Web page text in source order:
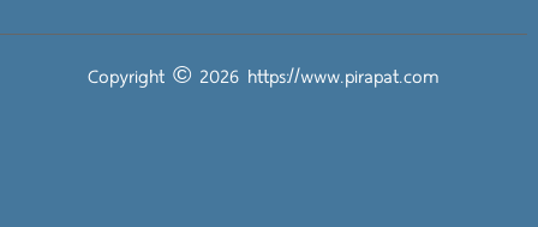
Copyright © 2026 https://www.pirapat.com